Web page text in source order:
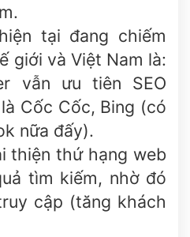
tại đang chiếm
giới và Việt Nam là:
vẫn ưu tiên SEO
Cốc Cốc, Bing (có
nữa đấy).
thiện thứ hạng web
tìm kiếm, nhờ đó
cập (tăng khách